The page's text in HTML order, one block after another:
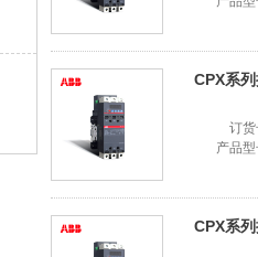
CPX系
订货
产品型
CPX系